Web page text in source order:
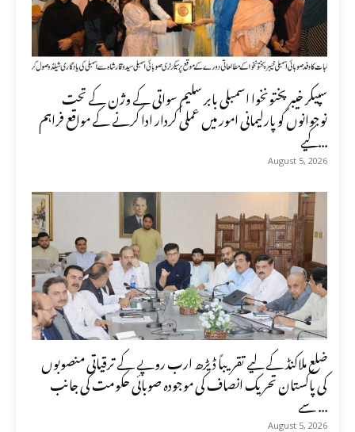
سپیکر خیبر پختونخوا اسمبلی بابر سلیم سواتی کے وژن کے تحت
نوجوانوں کو پارلیمانی امور میں عملی کردار ادا کرنے کے مواقع فراہم
کیے...
August 5, 2026
ضلع ملاکنڈ کے لیے تقریباً ڈیڑھ ارب روپے کے ترقیاتی منصوبوں
کی پاکستان تحریک انصاف کی موجودہ صوبائی حکومت کی جانب
سے ...
August 5, 2026